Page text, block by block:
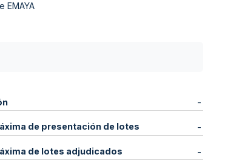
EMAYA
-
de presentación de lotes -
de lotes adjudicados -